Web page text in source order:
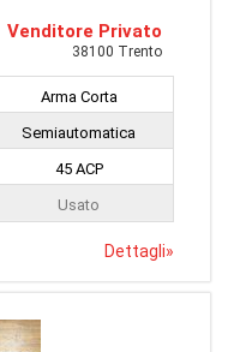
Venditore Privato
38100 Trento
Arma Corta
Semiautomatica
45 ACP
Usato
Dettagli»